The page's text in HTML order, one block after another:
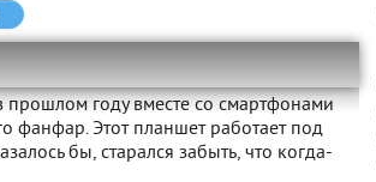
году вместе со смартфонами
фанфар. Этот планшет работает под
бы, старался забыть, что когда-